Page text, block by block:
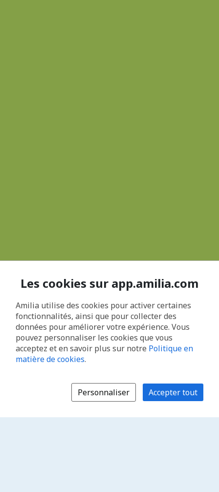
Les cookies sur app.amilia.com
Amilia utilise des cookies pour activer certaines
fonctionnalités, ainsi que pour collecter des
données pour améliorer votre expérience. Vous
pouvez personnaliser les cookies que vous
acceptez et en savoir plus sur notre Politique en
matière de cookies.
Personnaliser Accepter tout